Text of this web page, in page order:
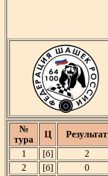
№
тура
Ц Результат
1
[б] 2
2
[б] 0